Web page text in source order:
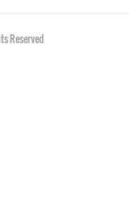
Reserved